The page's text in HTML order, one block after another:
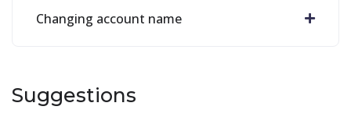
Changing account name
Suggestions